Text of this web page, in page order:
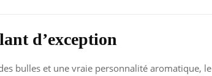
d’exception
bulles et une vraie personnalité aromatique, le